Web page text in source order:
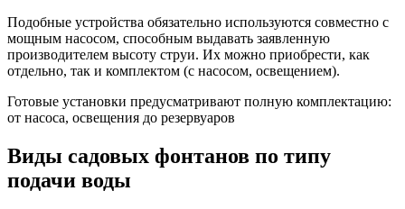
Подобные устройства обязательно используются совместно с
мощным насосом, способным выдавать заявленную
производителем высоту струи. Их можно приобрести, как
отдельно, так и комплектом (с насосом, освещением).
Готовые установки предусматривают полную комплектацию:
от насоса, освещения до резервуаров
Виды садовых фонтанов по типу
подачи воды